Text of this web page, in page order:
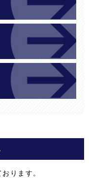
ります。